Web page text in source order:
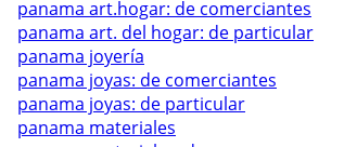
panama art.hogar: de comerciantes
panama art. del hogar: de particular
panama joyería
panama joyas: de comerciantes
panama joyas: de particular
panama materiales